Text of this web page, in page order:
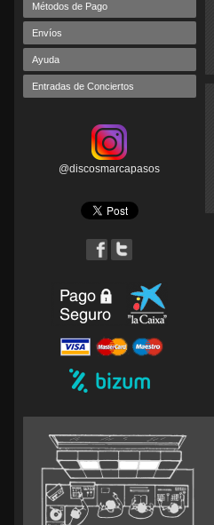
Métodos de Pago
Envíos
Ayuda
Entradas de Conciertos
@discosmarcapasos